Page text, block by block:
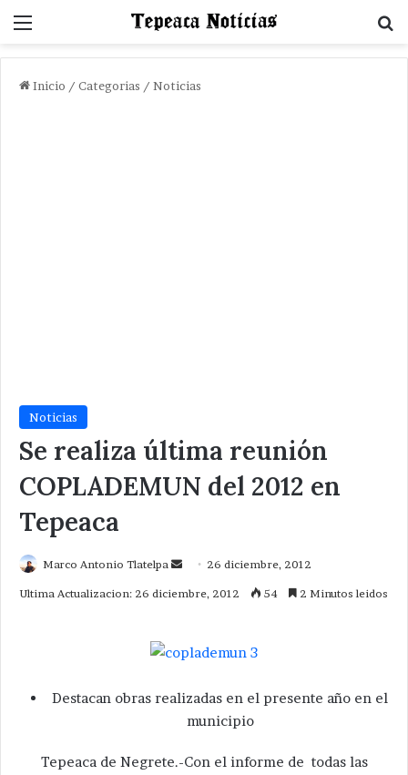
Menu
Inicio / Categorias / Noticias
Noticias
Se realiza última reunión
COPLADEMUN del 2012 en
Tepeaca
Marco Antonio Tlatelpa
Send 26 diciembre, 2012
Ultima Actualizacion: 26 diciembre, 2012 54 2 Minutos leidos
Destacan obras realizadas en el presente año en el
municipio
Tepeaca de Negrete.-Con el informe de todas las